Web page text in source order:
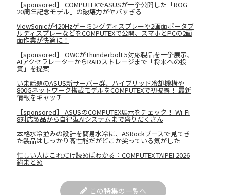
【sponsored】 COMPUTEXでASUSが一挙公開した「ROG
20周年記念モデル」の破壊力がヤバすぎる
ViewSonicが420Hzゲーミングディスプレーや2画面ポータブ
ルディスプレーなどをCOMPUTEXで公開、スマホとPCの2画
面作業が快適に！
【sponsored】 OWCがThunderbolt 5対応製品を一挙展示、
AIアクセラレーターからRAIDストレージまで「将来への投
資」を提案
いま話題のASUS新サーバー群、ハイブリッド冷却機構や
800Gネットワーク搭載モデルをCOMPUTEXで初披露！ 最新
情報をキャッチ
【sponsored】 ASUSのCOMPUTEX展示をチェック！ Wi-Fi
8対応製品から自律型AIシステムまで盛りだくさん
本格水冷並みの設計を簡易水冷に、ASRockブースで見てき
た製品はしっかり高性能だがどこか尖っている気がした
忙しい人はこれだけ読めばわかる：COMPUTEX TAIPEI 2026
総まとめ
この特集の一覧へ